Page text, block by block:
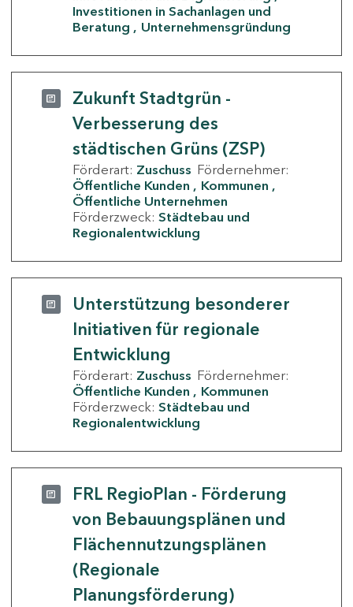
Investitionen in Sachanlagen und
Beratung
Unternehmensgründung
Zukunft Stadtgrün -
Verbesserung des
städtischen Grüns (ZSP)
Förderart: Zuschuss Fördernehmer:
Öffentliche Kunden
Kommunen
Öffentliche Unternehmen
Förderzweck: Städtebau und
Regionalentwicklung
Unterstützung besonderer
Initiativen für regionale
Entwicklung
Förderart: Zuschuss Fördernehmer:
Öffentliche Kunden
Kommunen
Förderzweck: Städtebau und
Regionalentwicklung
FRL RegioPlan - Förderung
von Bebauungsplänen und
Flächennutzungsplänen
(Regionale
Planungsförderung)